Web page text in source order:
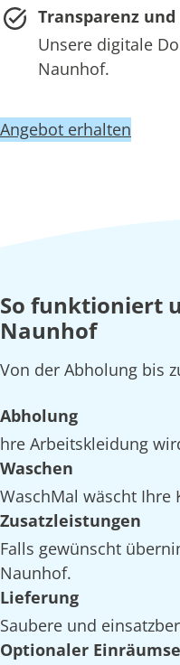
Transparenz
Unsere digitale
Naunhof.
Angebot erhalten
So funktioniert
Naunhof
Von der Abholung bis
Abholung
hre Arbeitskleidung
Waschen
WaschMal wäscht
Zusatzleistungen
Falls gewünscht
Naunhof.
Lieferung
Saubere und
Optionaler